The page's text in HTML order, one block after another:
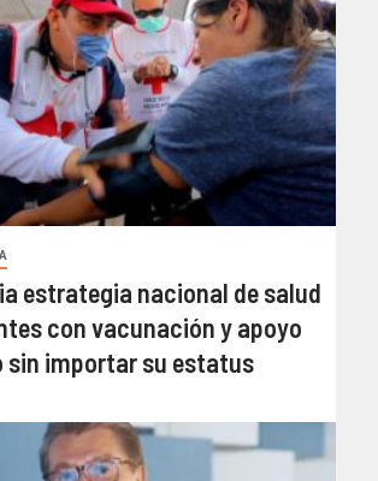
estrategia nacional de salud
con vacunación y apoyo
sin importar su estatus